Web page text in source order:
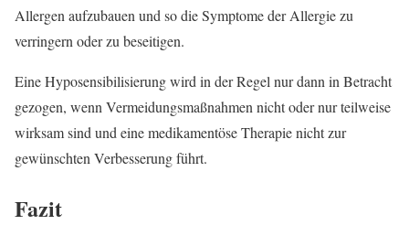
Allergen aufzubauen und so die Symptome der Allergie zu
verringern oder zu beseitigen.
Eine Hyposensibilisierung wird in der Regel nur dann in Betracht
gezogen, wenn Vermeidungsmaßnahmen nicht oder nur teilweise
wirksam sind und eine medikamentöse Therapie nicht zur
gewünschten Verbesserung führt.
Fazit